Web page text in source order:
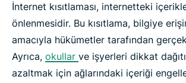
VPN hakkında daha fazlasını öğrenin
İnternet kısıtlaması, internetteki
önlenmesidir. Bu kısıtlama, bilgiye
amacıyla hükümetler tarafından
Ayrıca, okullar ve işyerleri dikkat
azaltmak için ağlarındaki içeriği